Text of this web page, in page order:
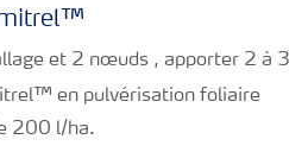
et 2 nœuds , apporter 2 à 3
en pulvérisation foliaire
200 l/ha.